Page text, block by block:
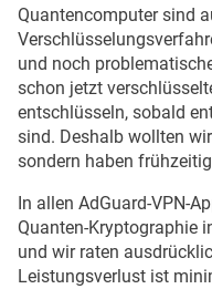
Quantencomputer sind
und noch
schon jetzt
entschlüsseln, sobald
sind. Deshalb wollten
sondern haben
In allen AdGuard-VPN-
Quanten-Kryptographie
und wir raten
Leistungsverlust ist